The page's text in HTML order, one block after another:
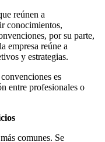
reúnen a
conocimientos,
por su parte,
empresa reúne a
y estrategias.
es
entre profesionales o
comunes. Se